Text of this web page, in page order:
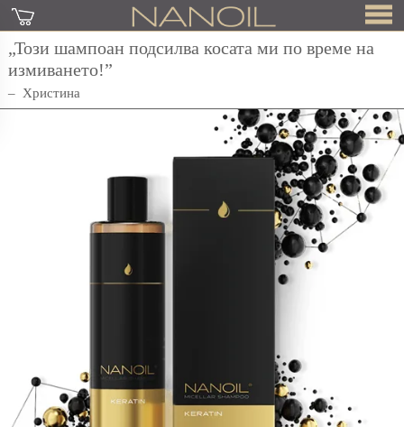
„Този шампоан подсилва косата ми по време на
измиването!”
Христина